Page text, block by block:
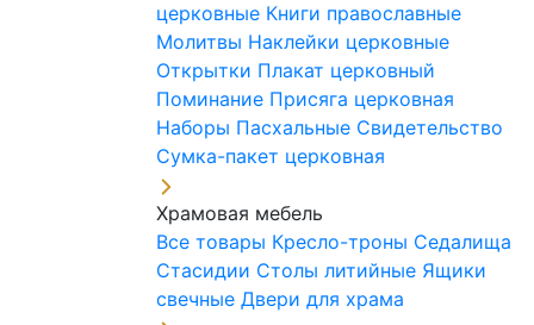
церковные Книги православные
Молитвы Наклейки церковные
Открытки Плакат церковный
Поминание Присяга церковная
Наборы Пасхальные Свидетельство
Сумка-пакет церковная
Храмовая мебель
Все товары Кресло-троны Седалища
Стасидии Столы литийные Ящики
свечные Двери для храма